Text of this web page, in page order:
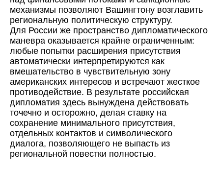
механизмы позволяют Вашингтону возглавить
региональную политическую структуру.
Для России же пространство дипломатического
маневра оказывается крайне ограниченным:
любые попытки расширения присутствия
автоматически интерпретируются как
вмешательство в чувствительную зону
американских интересов и встречают жесткое
противодействие. В результате российская
дипломатия здесь вынуждена действовать
точечно и осторожно, делая ставку на
сохранение минимального присутствия,
отдельных контактов и символического
диалога, позволяющего не выпасть из
региональной повестки полностью.